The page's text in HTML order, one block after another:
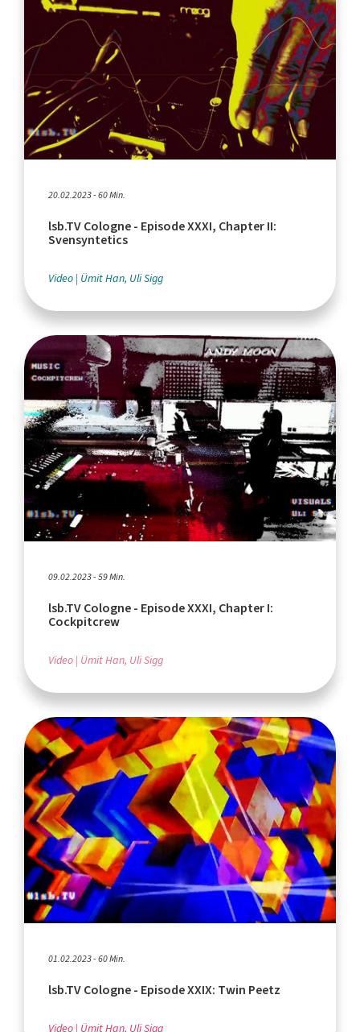
20.02.2023 - 60 Min.
lsb.TV Cologne - Episode XXXI, Chapter II:
Svensyntetics
Video Ümit Han, Uli Sigg
09.02.2023 - 59 Min.
lsb.TV Cologne - Episode XXXI, Chapter I:
Cockpitcrew
Video Ümit Han, Uli Sigg
01.02.2023 - 60 Min.
lsb.TV Cologne - Episode XXIX: Twin Peetz
Video Ümit Han, Uli Sigg